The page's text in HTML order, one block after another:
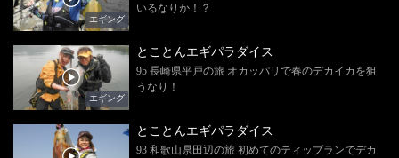
エギング
いるなりか！？
エギング
とことんエギパラダイス
95 長崎県平戸の旅 オカッパリで春のデカイカを狙
うなり！
とことんエギパラダイス
93 和歌山県田辺の旅 初めてのティップランでデカ